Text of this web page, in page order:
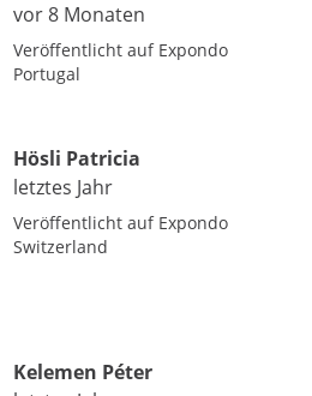
vor 8 Monaten
Veröffentlicht auf Expondo
Portugal
Hösli Patricia
letztes Jahr
Veröffentlicht auf Expondo
Switzerland
Kelemen Péter